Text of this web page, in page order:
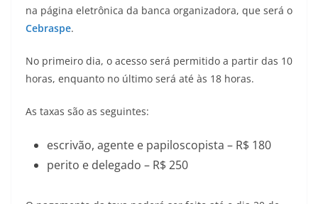
na página eletrônica da banca organizadora, que será o
Cebraspe.
No primeiro dia, o acesso será permitido a partir das 10
horas, enquanto no último será até às 18 horas.
As taxas são as seguintes:
escrivão, agente e papiloscopista – R$ 180
perito e delegado – R$ 250